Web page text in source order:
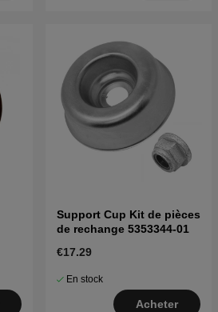
Support Cup Kit de pièces
de rechange 5353344-01
€17.29
En stock
Acheter